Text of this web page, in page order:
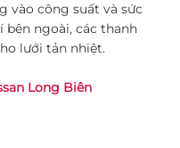
vào công suất và sức
ngoài, các thanh
lưới tản nhiệt.
Long Biên